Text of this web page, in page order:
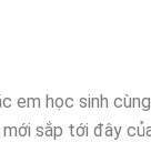
học sinh
sắp tới đây